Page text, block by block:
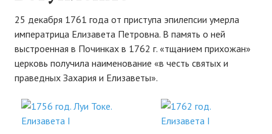
25 декабря 1761 года от приступа эпилепсии умерла
императрица Елизавета Петровна. В память о ней
выстроенная в Починках в 1762 г. «тщанием прихожан»
церковь получила наименование «в честь святых и
праведных Захария и Елизаветы».